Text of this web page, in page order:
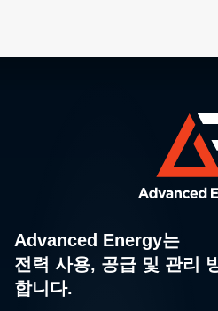
Advanced Energy는
전력 사용, 공급 및 관리
합니다.